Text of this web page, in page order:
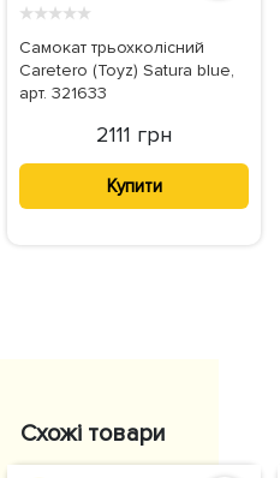
★★★★★
Самокат трьохколісний
Caretero (Toyz) Satura blue,
арт. 321633
2111 грн
Купити
Схожі товари